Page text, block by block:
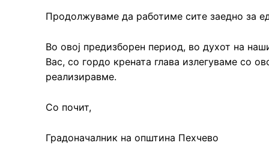
Продолжуваме да работиме сите заедно за
Во овој предизборен период, во духот на
Вас, со гордо крената глава излегуваме со
реализиравме.
Со почит,
Градоначалник на општина Пехчево